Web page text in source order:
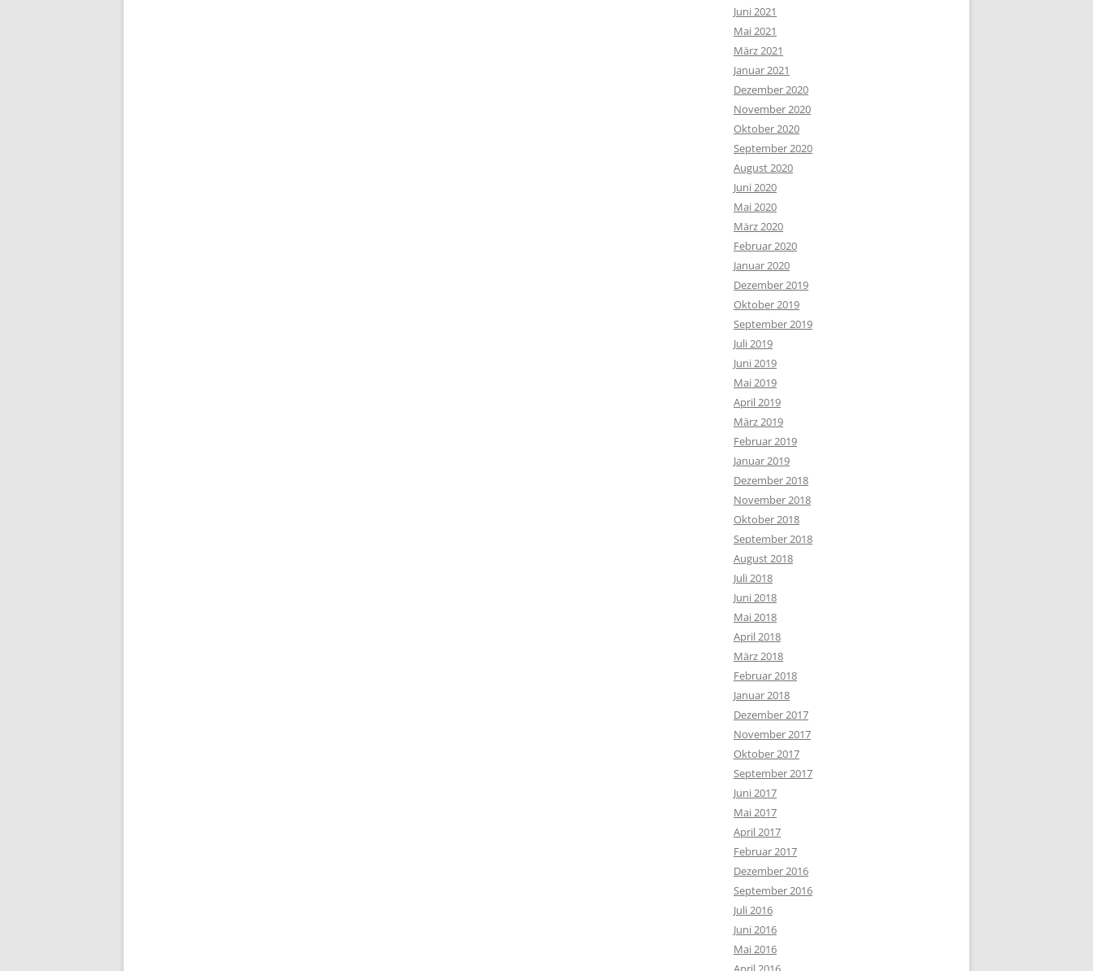
Juni 2021
Mai 2021
März 2021
Januar 2021
Dezember 2020
November 2020
Oktober 2020
September 2020
August 2020
Juni 2020
Mai 2020
März 2020
Februar 2020
Januar 2020
Dezember 2019
Oktober 2019
September 2019
Juli 2019
Juni 2019
Mai 2019
April 2019
März 2019
Februar 2019
Januar 2019
Dezember 2018
November 2018
Oktober 2018
September 2018
August 2018
Juli 2018
Juni 2018
Mai 2018
April 2018
März 2018
Februar 2018
Januar 2018
Dezember 2017
November 2017
Oktober 2017
September 2017
Juni 2017
Mai 2017
April 2017
Februar 2017
Dezember 2016
September 2016
Juli 2016
Juni 2016
Mai 2016